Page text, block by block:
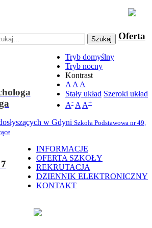
Szukaj
Tryb domyślny
Tryb nocny
Kontrast
A A A
Stały układ Szeroki układ
A- A A+
w Gdyni Szkoła Podstawowa nr 49,
INFORMACJE
OFERTA SZKOŁY
REKRUTACJA
DZIENNIK ELEKTRONICZNY
KONTAKT
Oferta